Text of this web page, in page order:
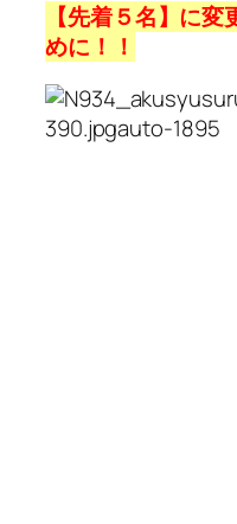
【先着５名】に
めに！！